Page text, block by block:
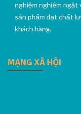
nghiệm nghiêm ngặt
sản phẩm đạt chất
khách hàng.
MẠNG XÃ HỘI